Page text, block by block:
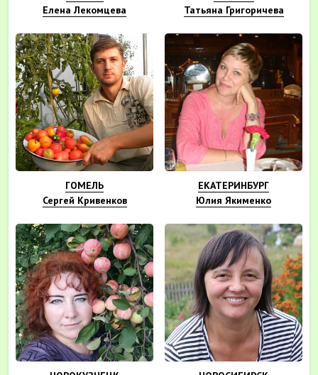
Елена Лекомцева
Татьяна Григоричева
ГОМЕЛЬ
Сергей Кривенков
ЕКАТЕРИНБУРГ
Юлия Якименко